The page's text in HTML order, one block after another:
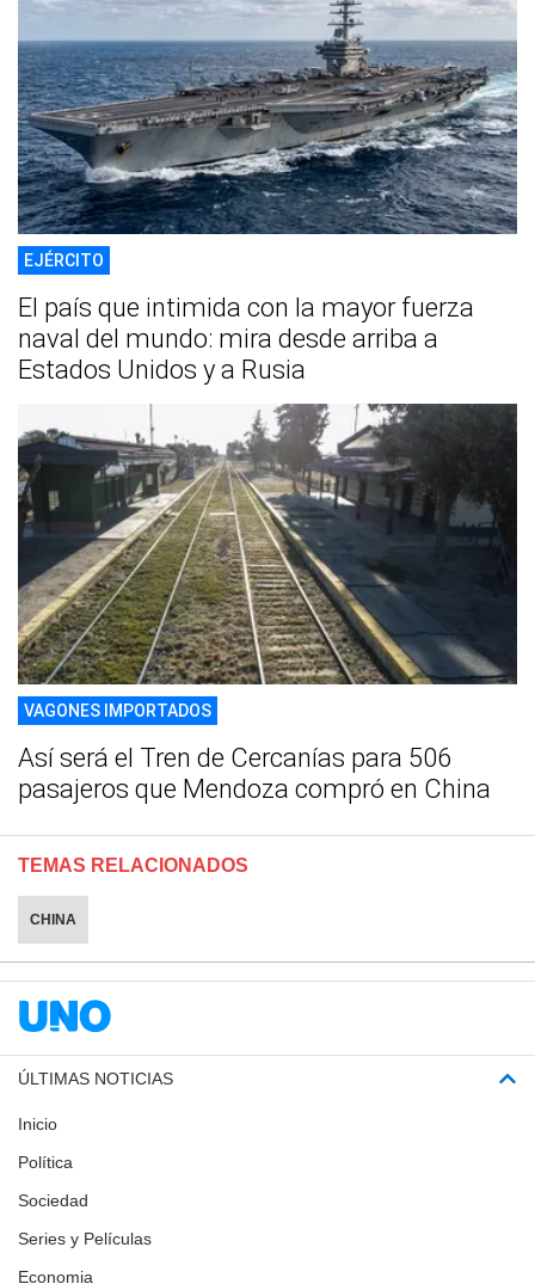
EJÉRCITO
El país que intimida con la mayor fuerza
naval del mundo: mira desde arriba a
Estados Unidos y a Rusia
VAGONES IMPORTADOS
Así será el Tren de Cercanías para 506
pasajeros que Mendoza compró en China
TEMAS RELACIONADOS
CHINA
ÚLTIMAS NOTICIAS
Inicio
Política
Sociedad
Series y Películas
Economia